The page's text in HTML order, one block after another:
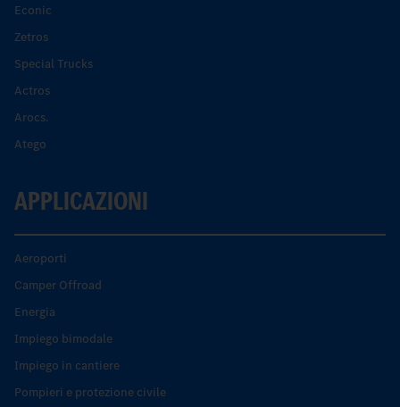
Econic
Zetros
Special Trucks
Actros
Arocs.
Atego
APPLICAZIONI
Aeroporti
Camper Offroad
Energia
Impiego bimodale
Impiego in cantiere
Pompieri e protezione civile